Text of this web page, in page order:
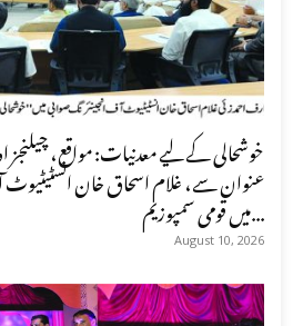
خوشحالی کے لیے معدنیات: مواقع، چیلنجز
عنوان سے، غلام اسحاق خان انسٹیٹیوٹ
میں قومی سمپوزیم...
August 10, 2026